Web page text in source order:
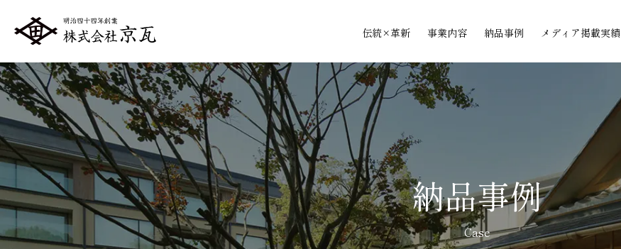
伝統×革新 事業内容 納品事例 メディア掲載実績
納品事例
Case